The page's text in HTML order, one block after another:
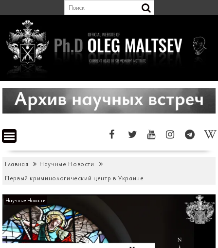
к
содержимому
Главная
Научные Новости
Первый криминологический центр в Украине
Научные Новости